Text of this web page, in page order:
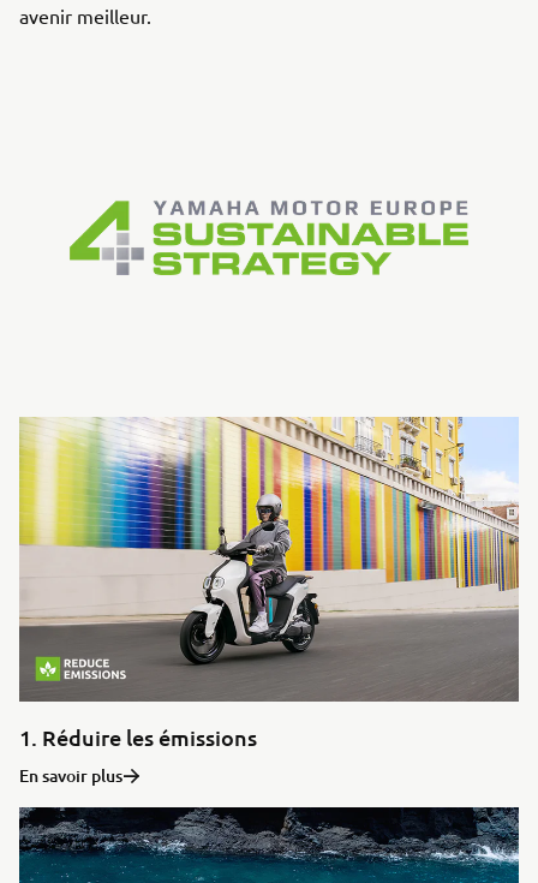
avenir meilleur.
1. Réduire les émissions
En savoir plus